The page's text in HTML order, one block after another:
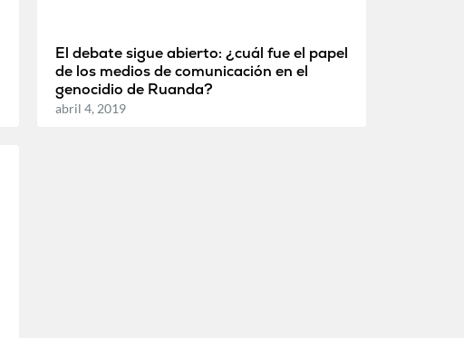
El debate sigue abierto: ¿cuál fue el papel
de los medios de comunicación en el
genocidio de Ruanda?
abril 4, 2019